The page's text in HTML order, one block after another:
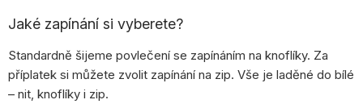
Jaké zapínání si vyberete?
Standardně šijeme povlečení se zapínáním na knoflíky. Za
příplatek si můžete zvolit zapínání na zip. Vše je laděné do bílé
– nit, knoflíky i zip.